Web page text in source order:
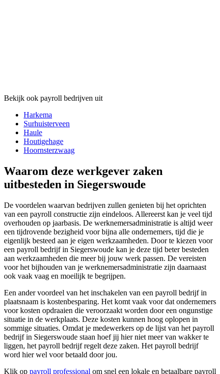
Bekijk ook payroll bedrijven uit
Harkema
Surhuisterveen
Haule
Houtigehage
Hoornsterzwaag
Waarom deze werkgever zaken
uitbesteden in Siegerswoude
De voordelen waarvan bedrijven zullen genieten bij het oprichten
van een payroll constructie zijn eindeloos. Allereerst kan je veel tijd
overhouden op jaarbasis. De werknemersadministratie is altijd weer
een tijdrovende bezigheid voor bijna alle ondernemers, tijd die je
eigenlijk besteed aan je eigen werkzaamheden. Door te kiezen voor
een payroll bedrijf in Siegerswoude kan je deze tijd beter besteden
aan werkzaamheden die meer bij jouw werk passen. De vereisten
voor het bijhouden van je werknemersadministratie zijn daarnaast
ook vaak vaag en moeilijk te begrijpen.
Een ander voordeel van het inschakelen van een payroll bedrijf in
plaatsnaam is kostenbesparing. Het komt vaak voor dat ondernemers
voor kosten opdraaien die veroorzaakt worden door een ongunstige
situatie in de werkplaats. Deze kosten kunnen hoog oplopen in
sommige situaties. Omdat je medewerkers op de lijst van het payroll
bedrijf in Siegerswoude staan hoef jij hier niet meer van wakker te
liggen, het payroll bedrijf regelt deze zaken. Het payroll bedrijf
word hier wel voor betaald door jou.
Klik op payroll professional om snel een lokale en betaalbare payroll